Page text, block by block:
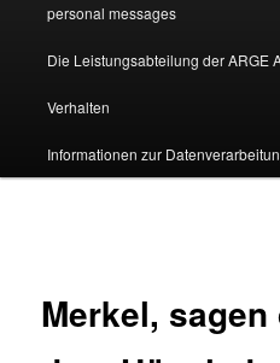
personal messages
Die Leistungsabteilung der ARGE
Verhalten
Informationen zur
Merkel,